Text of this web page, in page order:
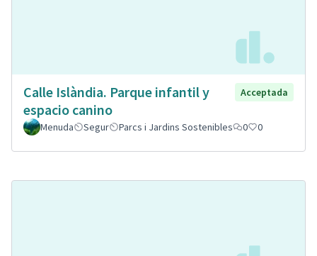
Calle Islàndia. Parque infantil y
espacio canino
Acceptada
Menuda Segur Parcs i Jardins Sostenibles 0 0